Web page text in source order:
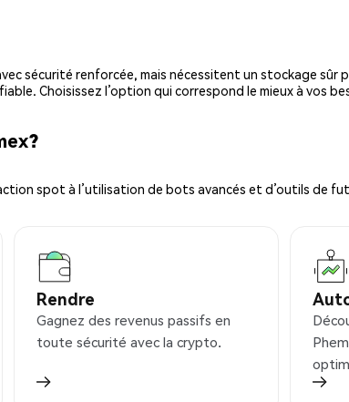
sécurité renforcée, mais nécessitent un stockage sûr
Choisissez l’option qui correspond le mieux à vos
spot à l’utilisation de bots avancés et d’outils de
Rendre
Gagnez des revenus passifs en
toute sécurité avec la crypto.